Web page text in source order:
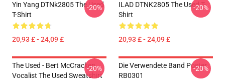
Yin Yang DTNk2805 The Used
T-Shirt
20,93 £ - 24,09 £
-20%
ILAD DTNK2805 The Used T-
Shirt
20,93 £ - 24,09 £
-20%
The Used - Bert McCracken
Vocalist The Used Sweatshirt
-20%
Die Verwendete Band Poster
RB0301
-20%